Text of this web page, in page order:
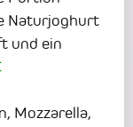
Naturjoghurt
und ein
Mozzarella,